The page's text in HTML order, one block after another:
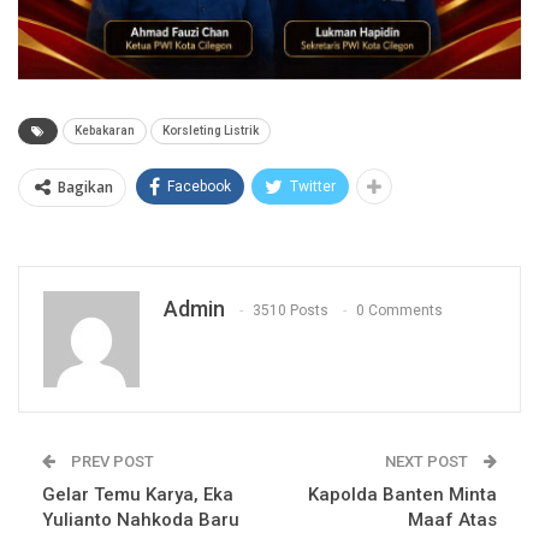
Kebakaran Korsleting Listrik
Bagikan Facebook Twitter
Admin 3510 Posts 0 Comments
PREV POST
Gelar Temu Karya, Eka
Yulianto Nahkoda Baru
NEXT POST
Kapolda Banten Minta
Maaf Atas